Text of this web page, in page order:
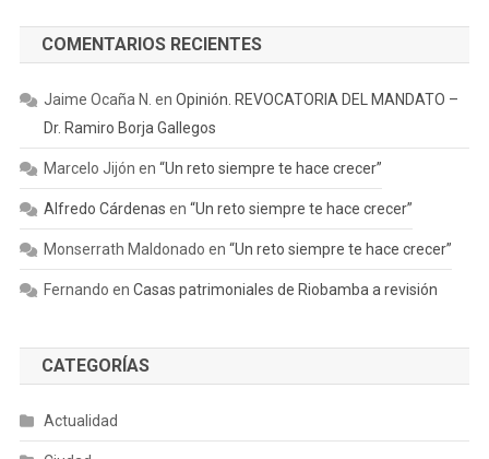
COMENTARIOS RECIENTES
Jaime Ocaña N. en Opinión. REVOCATORIA DEL MANDATO –
Dr. Ramiro Borja Gallegos
Marcelo Jijón en “Un reto siempre te hace crecer”
Alfredo Cárdenas en “Un reto siempre te hace crecer”
Monserrath Maldonado en “Un reto siempre te hace crecer”
Fernando en Casas patrimoniales de Riobamba a revisión
CATEGORÍAS
Actualidad